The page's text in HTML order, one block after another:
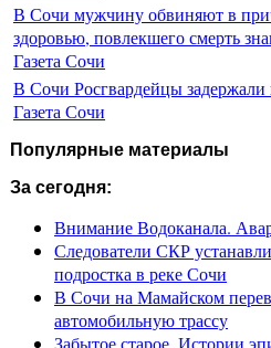
В Сочи мужчину обвиняют в
здоровью, повлекшего смерть
Газета Сочи
В Сочи Росгвардейцы
Газета Сочи
Популярные материалы
За сегодня:
Внимание Водоканала.
Следователи СКР
подростка в реке Сочи
В Сочи на Мамайском
автомобильную трассу
Забытое старое. Истории